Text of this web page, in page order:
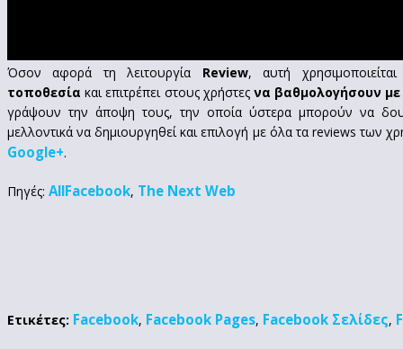
Όσον αφορά τη λειτουργία Review, αυτή
τοποθεσία και επιτρέπει στους χρήστες να βαθμολογήσουν
γράψουν την άποψη τους, την οποία ύστερα μπορούν να
μελλοντικά να δημιουργηθεί και επιλογή με όλα τα reviews των
Google+.
Πηγές: AllFacebook, The Next Web
Ετικέτες: Facebook, Facebook Pages, Facebook Σελίδες,